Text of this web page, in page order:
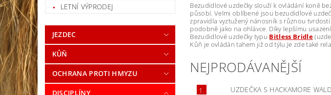
LETNÍ VÝPRODEJ
JEZDEC
KŮŇ
OCHRANA PROTI HMYZU
DISCIPLÍNY
Bezudidlové uzdečky slouží k ovládání koně
působí. Velmi oblíbené jsou bezudidlové
zpravidla vyztužený nánosník s různou
podobně jako na ohlávce. Díky lepšímu
Bezudidlové uzdečky typu Bitless Bridle
Kůň je ovládán tahem již od týlu.Je zde také
NEJPRODÁVANĚJŠÍ
1. UZDEČKA S HACKAMORE